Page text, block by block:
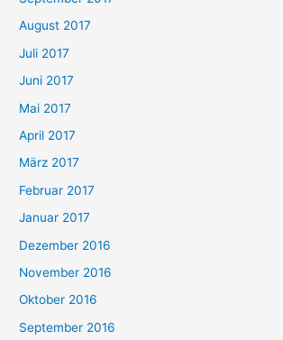
August 2017
Juli 2017
Juni 2017
Mai 2017
April 2017
März 2017
Februar 2017
Januar 2017
Dezember 2016
November 2016
Oktober 2016
September 2016